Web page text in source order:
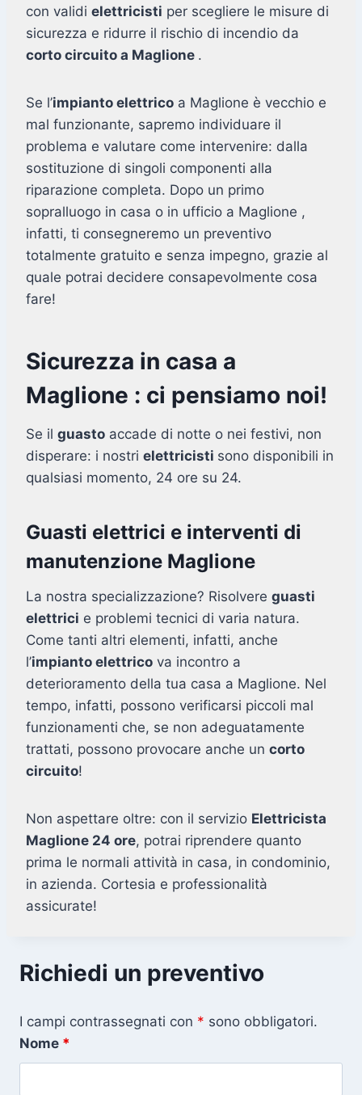
con validi elettricisti per scegliere le misure di
sicurezza e ridurre il rischio di incendio da
corto circuito a Maglione .
Se l’impianto elettrico a Maglione è vecchio e
mal funzionante, sapremo individuare il
problema e valutare come intervenire: dalla
sostituzione di singoli componenti alla
riparazione completa. Dopo un primo
sopralluogo in casa o in ufficio a Maglione ,
infatti, ti consegneremo un preventivo
totalmente gratuito e senza impegno, grazie al
quale potrai decidere consapevolmente cosa
fare!
Sicurezza in casa a
Maglione : ci pensiamo noi!
Se il guasto accade di notte o nei festivi, non
disperare: i nostri elettricisti sono disponibili in
qualsiasi momento, 24 ore su 24.
Guasti elettrici e interventi di
manutenzione Maglione
La nostra specializzazione? Risolvere guasti
elettrici e problemi tecnici di varia natura.
Come tanti altri elementi, infatti, anche
l’impianto elettrico va incontro a
deterioramento della tua casa a Maglione. Nel
tempo, infatti, possono verificarsi piccoli mal
funzionamenti che, se non adeguatamente
trattati, possono provocare anche un corto
circuito!
Non aspettare oltre: con il servizio Elettricista
Maglione 24 ore, potrai riprendere quanto
prima le normali attività in casa, in condominio,
in azienda. Cortesia e professionalità
assicurate!
Richiedi un preventivo
I campi contrassegnati con * sono obbligatori.
Nome *